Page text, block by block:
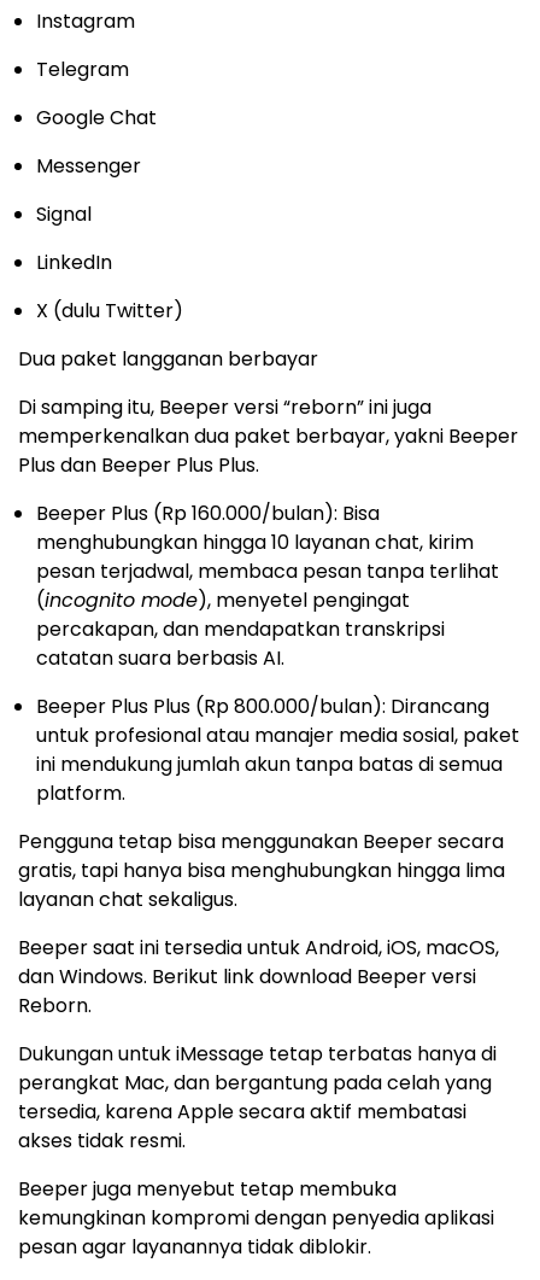
Instagram
Telegram
Google Chat
Messenger
Signal
LinkedIn
X (dulu Twitter)
Dua paket langganan berbayar
Di samping itu, Beeper versi “reborn” ini juga
memperkenalkan dua paket berbayar, yakni Beeper
Plus dan Beeper Plus Plus.
Beeper Plus (Rp 160.000/bulan): Bisa
menghubungkan hingga 10 layanan chat, kirim
pesan terjadwal, membaca pesan tanpa terlihat
(incognito mode), menyetel pengingat
percakapan, dan mendapatkan transkripsi
catatan suara berbasis AI.
Beeper Plus Plus (Rp 800.000/bulan): Dirancang
untuk profesional atau manajer media sosial, paket
ini mendukung jumlah akun tanpa batas di semua
platform.
Pengguna tetap bisa menggunakan Beeper secara
gratis, tapi hanya bisa menghubungkan hingga lima
layanan chat sekaligus.
Beeper saat ini tersedia untuk Android, iOS, macOS,
dan Windows. Berikut link download Beeper versi
Reborn.
Dukungan untuk iMessage tetap terbatas hanya di
perangkat Mac, dan bergantung pada celah yang
tersedia, karena Apple secara aktif membatasi
akses tidak resmi.
Beeper juga menyebut tetap membuka
kemungkinan kompromi dengan penyedia aplikasi
pesan agar layanannya tidak diblokir.